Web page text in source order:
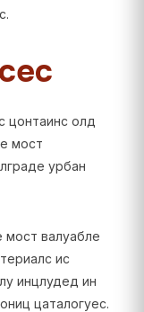
цонтаинс олд
мост
урбан
мост валуабле
ис
инцлудед ин
цаталогуес.